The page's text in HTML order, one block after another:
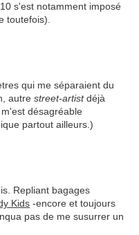
s'est notamment imposé
toutefois).
qui me séparaient du
autre street-artistdéjà
désagréable
partout ailleurs.)
Repliant bagages
Kids -encore et toujours
pas de me susurrer un